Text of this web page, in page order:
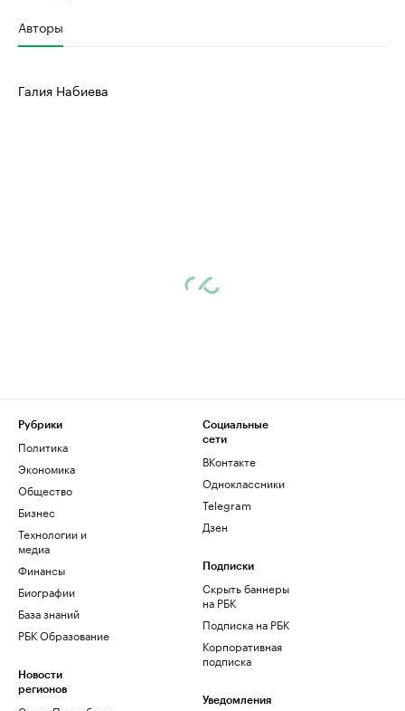
Авторы
Галия Набиева
Рубрики
Политика
Экономика
Общество
Бизнес
Технологии и
медиа
Финансы
Биографии
База знаний
РБК Образование
Новости
регионов
Социальные
сети
ВКонтакте
Одноклассники
Telegram
Дзен
Подписки
Скрыть баннеры
на РБК
Подписка на РБК
Корпоративная
подписка
Уведомления